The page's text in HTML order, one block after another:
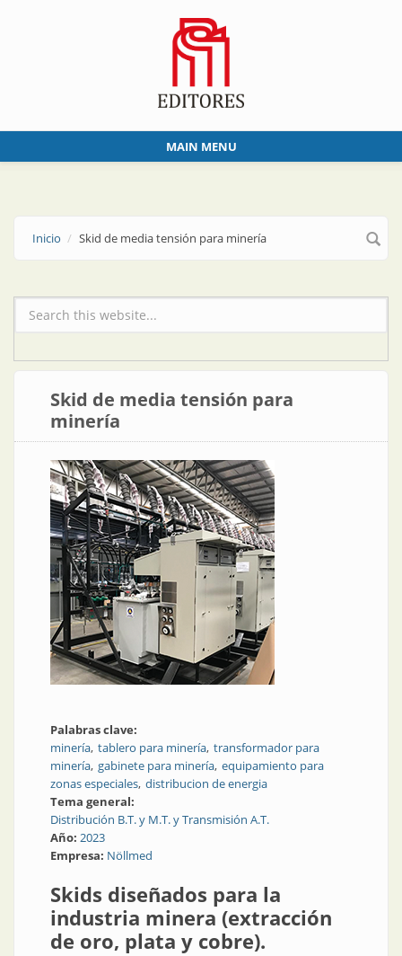
MAIN MENU
Inicio Skid de media tensión para minería
Formulario de búsqueda
Skid de media tensión para
minería
Palabras clave:
minería tablero para minería transformador para
minería gabinete para minería equipamiento para
zonas especiales distribucion de energia
Tema general:
Distribución B.T. y M.T. y Transmisión A.T.
Año: 2023
Empresa: Nöllmed
Skids diseñados para la
industria minera (extracción
de oro, plata y cobre).